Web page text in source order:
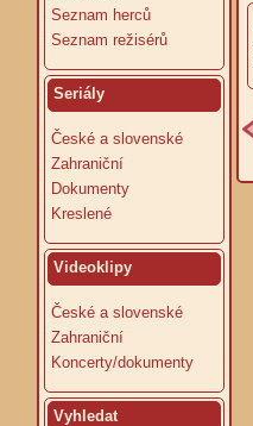
Seznam herců
Seznam režisérů
Seriály
České a slovenské
Zahraniční
Dokumenty
Kreslené
Videoklipy
České a slovenské
Zahraniční
Koncerty/dokumenty
Vyhledat